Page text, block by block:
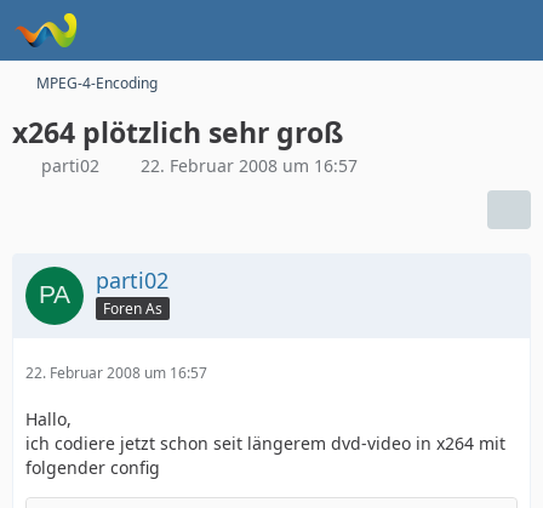
MPEG-4-Encoding
x264 plötzlich sehr groß
parti02 22. Februar 2008 um 16:57
parti02
Foren As
22. Februar 2008 um 16:57
Hallo,
ich codiere jetzt schon seit längerem dvd-video in x264 mit
folgender config